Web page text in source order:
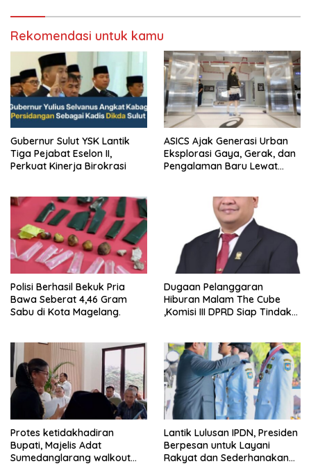
Rekomendasi untuk kamu
Gubernur Sulut YSK Lantik
Tiga Pejabat Eselon II,
Perkuat Kinerja Birokrasi
ASICS Ajak Generasi Urban
Eksplorasi Gaya, Gerak, dan
Pengalaman Baru Lewat
Polisi Berhasil Bekuk Pria
Bawa Seberat 4,46 Gram
Sabu di Kota Magelang.
Dugaan Pelanggaran
Hiburan Malam The Cube
,Komisi III DPRD Siap Tindak
Protes ketidakhadiran
Bupati, Majelis Adat
Sumedanglarang walkout
Lantik Lulusan IPDN, Presiden
Berpesan untuk Layani
Rakyat dan Sederhanakan